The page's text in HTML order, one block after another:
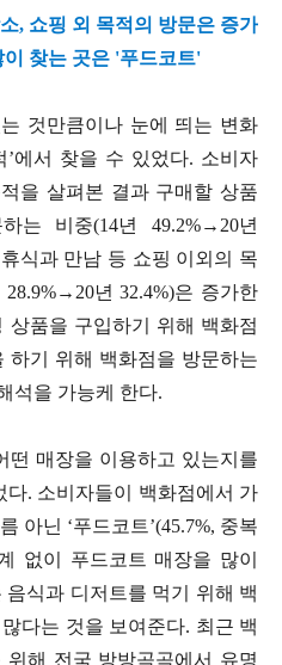
, 쇼핑 외 목적의 방문은 증가
찾는 곳은 '푸드코트'
것만큼이나 눈에 띄는 변화
’에서 찾을 수 있었다. 소비자
을 살펴본 결과 구매할 상품
는 비중(14년 49.2%→20년
식과 만남 등 쇼핑 이외의 목
년 32.4%)은 증가한
상품을 구입하기 위해 백화점
하기 위해 백화점을 방문하는
석을 가능케 한다.
떤 매장을 이용하고 있는지를
다. 소비자들이 백화점에서 가
아닌 ‘푸드코트’(45.7%, 중복
없이 푸드코트 매장을 많이
식과 디저트를 먹기 위해 백
다는 것을 보여준다. 최근 백
해 전국 방방곡곡에서 유명